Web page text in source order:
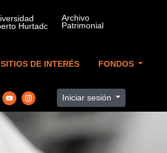
SITIOS DE INTERÉS FONDOS
Iniciar sesión